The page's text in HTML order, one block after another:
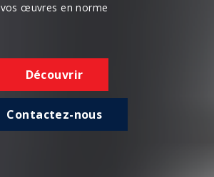
vos œuvres en norme
Découvrir
Contactez-nous